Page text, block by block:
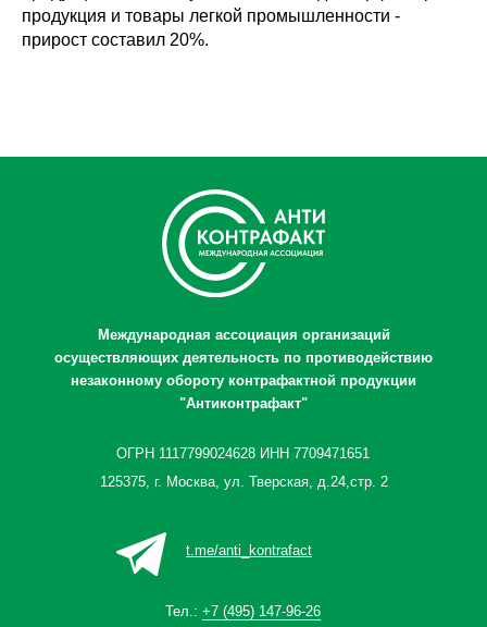
продукция и товары легкой промышленности -
прирост составил 20%.
Международная ассоциация организаций
осуществляющих деятельность по противодействию
незаконному обороту контрафактной продукции
"Антиконтрафакт"
125375, г. Москва, ул. Тверская, д.24,стр. 2
Тел.: +7 (495) 147-96-26
ОГРН 1117799024628 ИНН 7709471651
t.me/anti_kontrafact